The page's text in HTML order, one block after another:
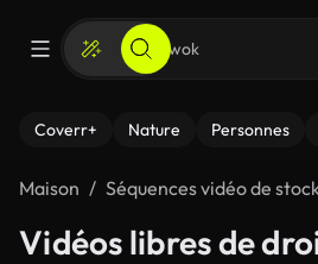
Coverr+ Nature Personnes
Maison Séquences vidéo de
Vidéos libres de